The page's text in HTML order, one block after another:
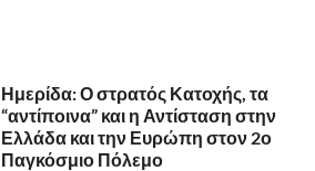
Ημερίδα: Ο στρατός Κατοχής, τα
“αντίποινα” και η Αντίσταση στην
Ελλάδα και την Ευρώπη στον 2ο
Παγκόσμιο Πόλεμο